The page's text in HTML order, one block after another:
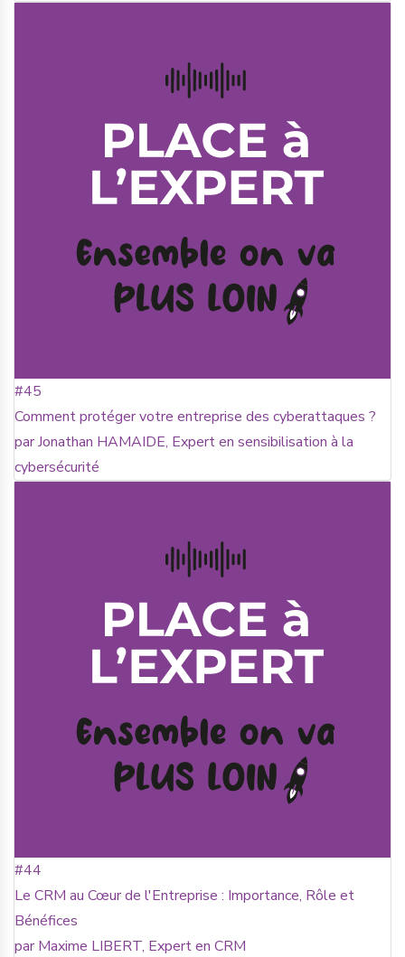
#45
Comment protéger votre entreprise des cyberattaques ?
par Jonathan HAMAIDE, Expert en sensibilisation à la
cybersécurité
#44
Le CRM au Cœur de l'Entreprise : Importance, Rôle et
Bénéfices
par Maxime LIBERT, Expert en CRM